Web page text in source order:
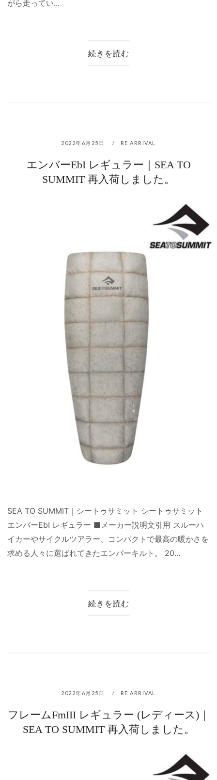
がら走ってい...
続きを読む
2022年6月25日 RE ARRIVAL
エンバーEbI レギュラー｜SEA TO
SUMMIT 再入荷しました。
SEA TO SUMMIT｜シートゥサミット シートゥサミット
エンバーEbI レギュラー ■メーカー説明文引用 スルーハ
イカーやサイクルツアラー、コンパクトで最高の暖かさを
求める人々に選ばれてきたエンバーキルト。 20...
続きを読む
2022年6月25日 RE ARRIVAL
フレームFmIII レギュラー (レディース)｜
SEA TO SUMMIT 再入荷しました。